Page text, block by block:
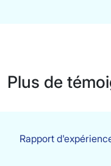
Plus de
Rapport